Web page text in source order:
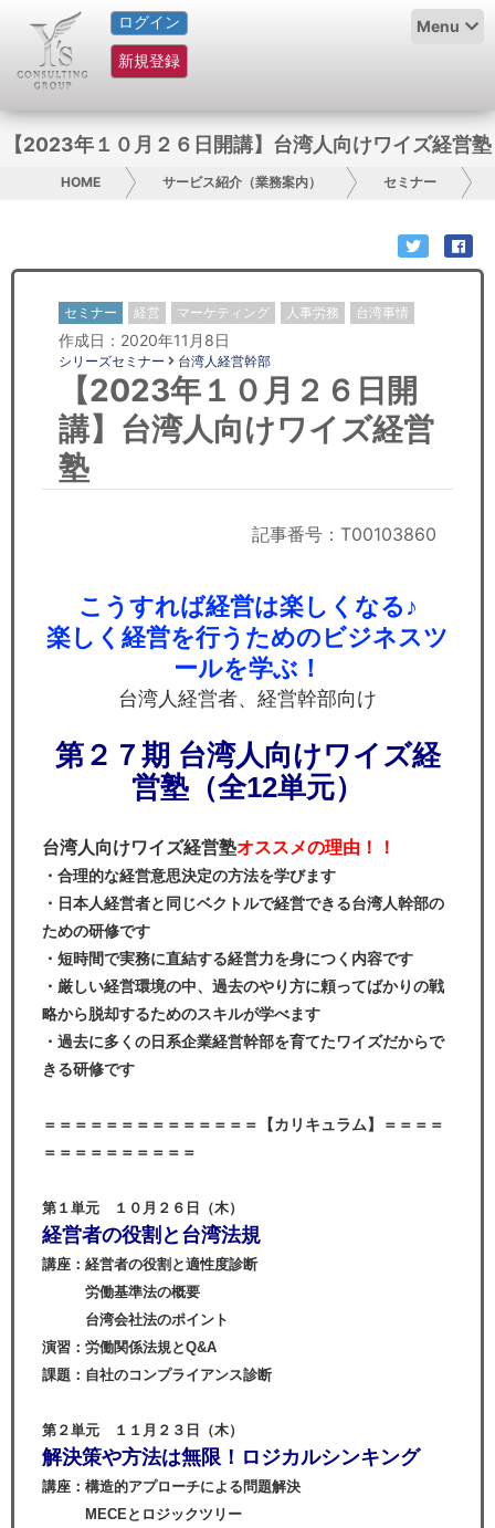
ログイン
新規登録
Menu
HOME
サービス紹介
コラム
グループ概要
日本人にPR
コンサルティング
リサーチ
労務顧問
【2023年１０月２６日開講】台湾人向けワイズ経営塾
HOME サービス紹介（業務案内） セミナー
セミナー 経営 マーケティング 人事労務 台湾事情
作成日：2020年11月8日
シリーズセミナー 台湾人経営幹部
【2023年１０月２６日開
講】台湾人向けワイズ経営
塾
記事番号：T00103860
こうすれば経営は楽しくなる♪
楽しく経営を行うためのビジネスツ
ールを学ぶ！
台湾人経営者、経営幹部向け
第２７期 台湾人向けワイズ経
営塾（全12単元）
台湾人向けワイズ経営塾オススメの理由！！
・合理的な経営意思決定の方法を学びます
・日本人経営者と同じベクトルで経営できる台湾人幹部の
ための研修です
・短時間で実務に直結する経営力を身につく内容です
・厳しい経営環境の中、過去のやり方に頼ってばかりの戦
略から脱却するためのスキルが学べます
・過去に多くの日系企業経営幹部を育てたワイズだからで
きる研修です
＝＝＝＝＝＝＝＝＝＝＝＝＝＝ 【カリキュラム】
＝＝＝＝
＝＝＝＝＝＝＝＝＝＝
第１単元 １０月２６日（木）
経営者の役割と台湾法規
講座：経営者の役割と適性度診断
労働基準法の概要
台湾会社法のポイント
演習：労働関係法規とQ&A
課題：自社のコンプライアンス診断
第２単元 １１月２３日（木）
解決策や方法は無限！ロジカルシンキング
講座：構造的アプローチによる問題解決
MECEとロジックツリー